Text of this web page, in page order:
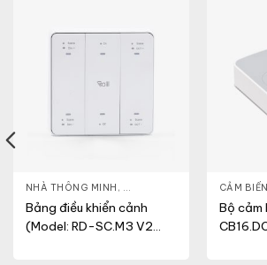
NHÀ THÔNG MINH , ĐÈN THÔNG MINH
Bảng điều khiển cảnh
(Model: RD-SC.M3 V2
CẢM BIẾN
Bộ cảm